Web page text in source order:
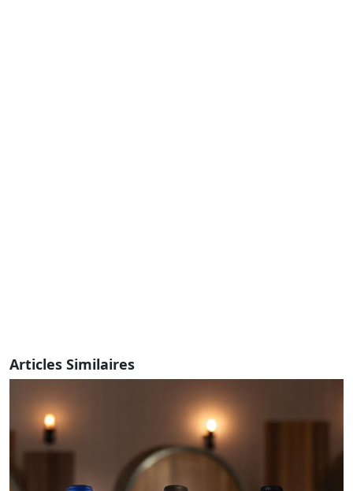
Articles Similaires